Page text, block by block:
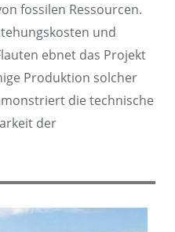
fossilen Ressourcen.
und
ebnet das Projekt
Produktion solcher
die technische
der